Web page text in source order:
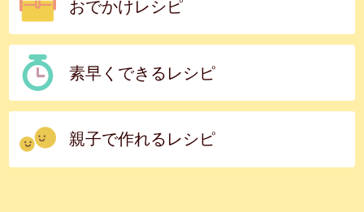
おでかけレシピ
素早くできるレシピ
親子で作れるレシピ